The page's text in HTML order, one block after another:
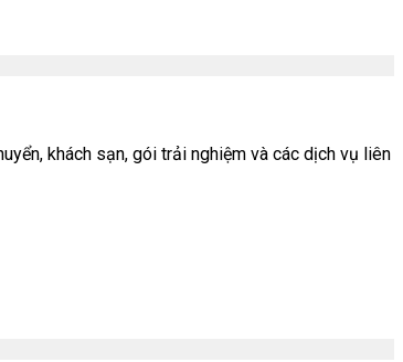
khách sạn, gói trải nghiệm và các dịch vụ liên